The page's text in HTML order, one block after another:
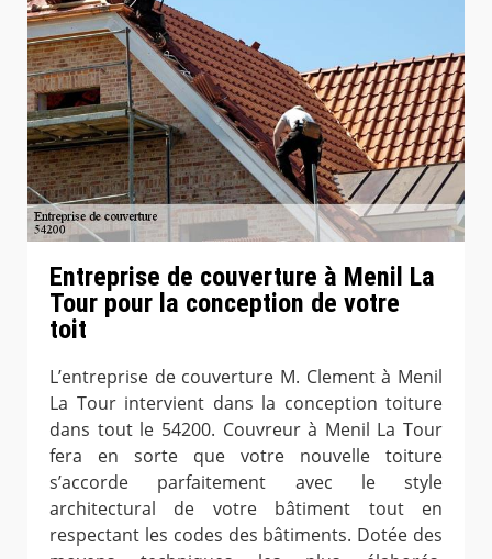
Entreprise de couverture à Menil La
Tour pour la conception de votre
toit
L’entreprise de couverture M. Clement à Menil
La Tour intervient dans la conception toiture
dans tout le 54200. Couvreur à Menil La Tour
fera en sorte que votre nouvelle toiture
s’accorde parfaitement avec le style
architectural de votre bâtiment tout en
respectant les codes des bâtiments. Dotée des